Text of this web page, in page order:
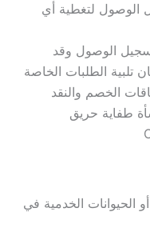
الوصول لتغطية أي
الوصول وقد
تلبية الطلبات الخاصة
الخصم والنقد
طفاية حريق
الحيوانات الخدمية في